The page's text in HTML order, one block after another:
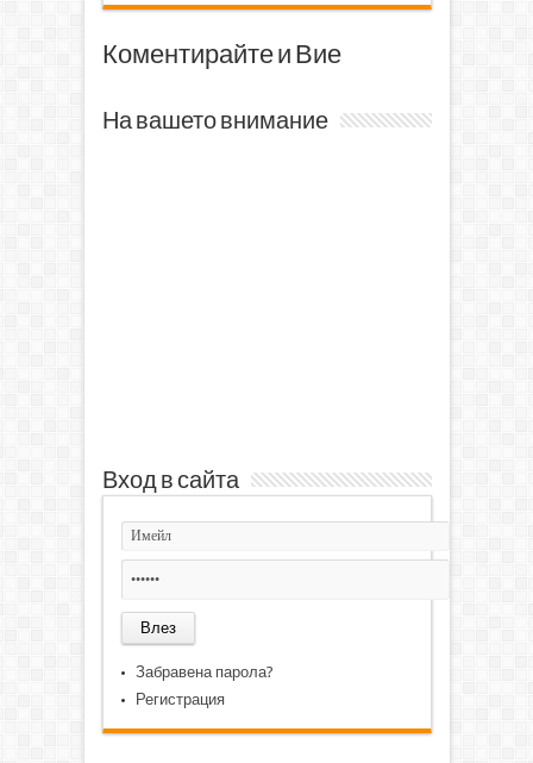
Коментирайте и Вие
На вашето внимание
Вход в сайта
Забравена парола?
Регистрация